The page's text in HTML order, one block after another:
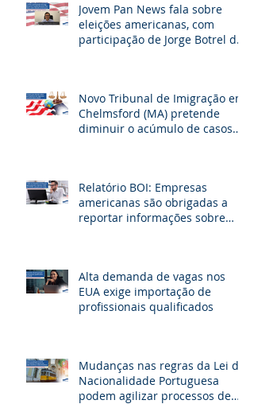
Jovem Pan News fala sobre
eleições americanas, com
participação de Jorge Botrel da
Novo Tribunal de Imigração em
Chelmsford (MA) pretende
diminuir o acúmulo de casos
Relatório BOI: Empresas
americanas são obrigadas a
reportar informações sobre
Alta demanda de vagas nos
EUA exige importação de
profissionais qualificados
Mudanças nas regras da Lei de
Nacionalidade Portuguesa
podem agilizar processos de